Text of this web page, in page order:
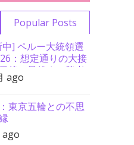
Popular Posts
] ペルー大統領選
：想定通りの大接
後の最後まで勝者
ず
ago
東京五輪との不思
ago